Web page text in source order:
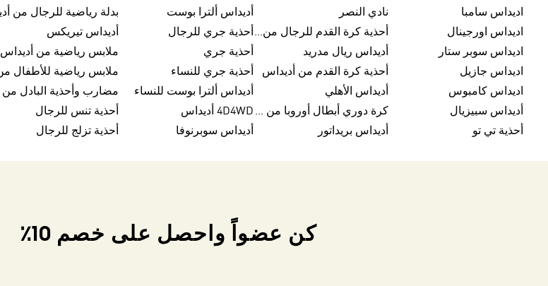
اديداس سامبا نادي النصر أديداس ألترا بوست
اديداس اورجينال
أحذية كرة القدم للرجال من أديداس أحذية جري للرجال أديداس تيريكس
اديداس سوبر ستار
أديداس ريال مدريد أحذية جري ملابس رياضية من أديداس
اديداس جازيل
أحذية كرة القدم من أديداس أحذية جري للنساء
اديداس كامبوس
أديداس الأهلي أديداس ألترا بوست للنساء
أديداس سبيزيال
كرة دوري أبطال أوروبا من أديداس 4D4WD أديداس أحذية تنس للرجال
أحذية تي تو
أديداس بريداتور أديداس سوبرنوفا أحذية تزلج للرجال
كن عضواً واحصل على خصم 10٪